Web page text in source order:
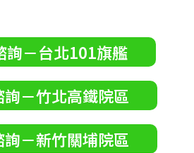
詢－台北101旗艦
詢－竹北高鐵院區
詢－新竹關埔院區